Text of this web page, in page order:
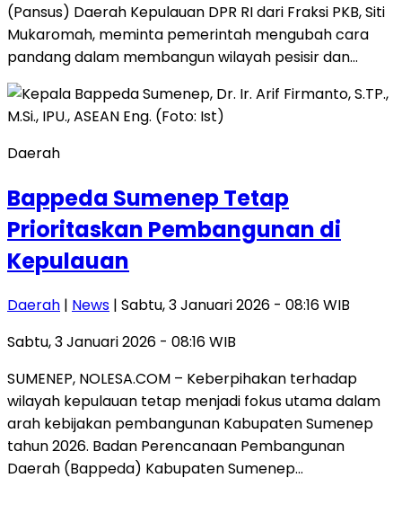
(Pansus) Daerah Kepulauan DPR RI dari Fraksi PKB, Siti
Mukaromah, meminta pemerintah mengubah cara
pandang dalam membangun wilayah pesisir dan…
Daerah
Bappeda Sumenep Tetap
Prioritaskan Pembangunan di
Kepulauan
Daerah | News | Sabtu, 3 Januari 2026 - 08:16 WIB
Sabtu, 3 Januari 2026 - 08:16 WIB
SUMENEP, NOLESA.COM – Keberpihakan terhadap
wilayah kepulauan tetap menjadi fokus utama dalam
arah kebijakan pembangunan Kabupaten Sumenep
tahun 2026. Badan Perencanaan Pembangunan
Daerah (Bappeda) Kabupaten Sumenep…